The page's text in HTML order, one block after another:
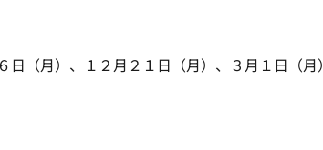
（月）、１２月２１日（月）、３月１日（月